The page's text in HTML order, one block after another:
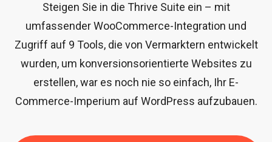
Steigen Sie in die Thrive Suite ein – mit
umfassender WooCommerce-Integration und
Zugriff auf 9 Tools, die von Vermarktern entwickelt
wurden, um konversionsorientierte Websites zu
erstellen, war es noch nie so einfach, Ihr E-
Commerce-Imperium auf WordPress aufzubauen.